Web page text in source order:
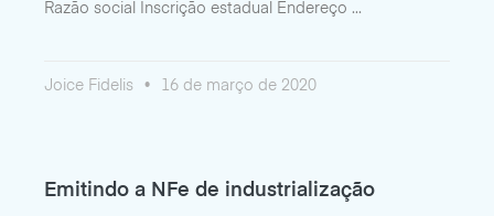
Razão social Inscrição estadual Endereço
Joice Fidelis 16 de março de 2020
Emitindo a NFe de industrialização